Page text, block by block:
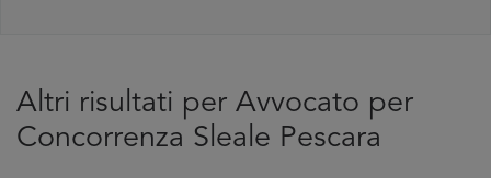
Altri risultati per Avvocato per
Concorrenza Sleale Pescara